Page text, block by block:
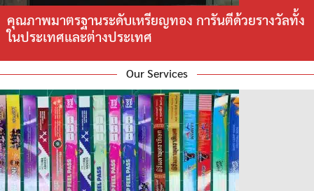
คุณภาพมาตรฐานระดับเหรียญทอง การันตีด้วยรางวัลทั้ง
ในประเทศและต่างประเทศ
Our Services